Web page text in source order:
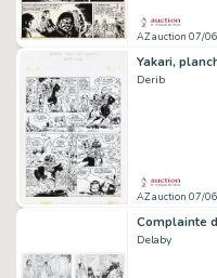
AZ auction 07/
Yakari,
Derib
AZ auction 07/
Delaby